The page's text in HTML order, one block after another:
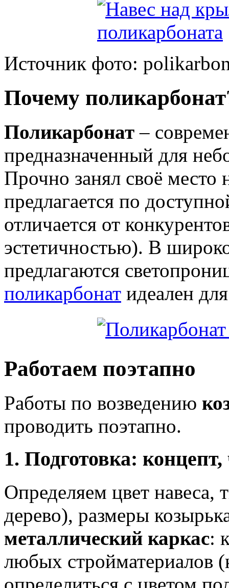
Источник фото:
Почему
Поликарбонат –
предназначенный для
Прочно занял своё место
предлагается по
отличается от
эстетичностью). В
предлагаются
поликарбонат идеален
Работаем поэтапно
Работы по возведению
проводить поэтапно.
1. Подготовка:
Определяем цвет навеса,
дерево), размеры
металлический каркас:
любых стройматериалов